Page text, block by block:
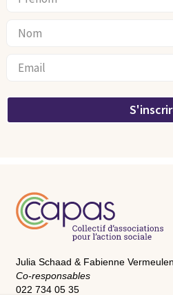
Julia Schaad & Fabienne Vermeulen
Co-responsables
022 734 05 35